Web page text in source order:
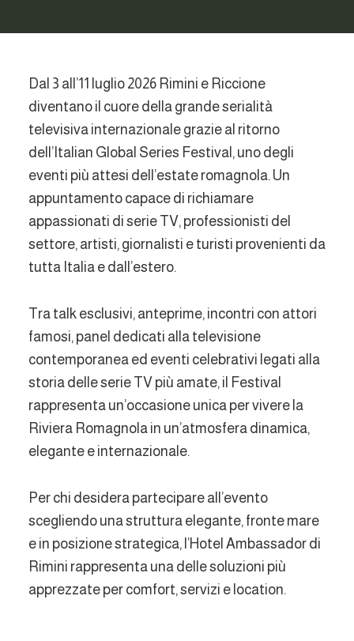
Dal 3 all’11 luglio 2026 Rimini e Riccione
diventano il cuore della grande serialità
televisiva internazionale grazie al ritorno
dell’Italian Global Series Festival, uno degli
eventi più attesi dell’estate romagnola. Un
appuntamento capace di richiamare
appassionati di serie TV, professionisti del
settore, artisti, giornalisti e turisti provenienti da
tutta Italia e dall’estero.
Tra talk esclusivi, anteprime, incontri con attori
famosi, panel dedicati alla televisione
contemporanea ed eventi celebrativi legati alla
storia delle serie TV più amate, il Festival
rappresenta un’occasione unica per vivere la
Riviera Romagnola in un’atmosfera dinamica,
elegante e internazionale.
Per chi desidera partecipare all’evento
scegliendo una struttura elegante, fronte mare
e in posizione strategica, l’Hotel Ambassador di
Rimini rappresenta una delle soluzioni più
apprezzate per comfort, servizi e location.